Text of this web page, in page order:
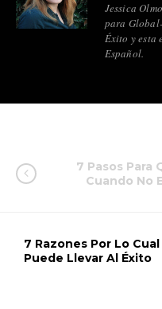
Jessica
para
Éxito y esta
Español.
7 Pasos Para
Cuando No
7 Razones Por Lo
Puede Llevar Al Éxito